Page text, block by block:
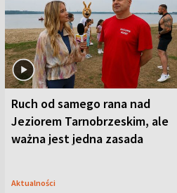
Ruch od samego rana nad
Jeziorem Tarnobrzeskim, ale
ważna jest jedna zasada
Aktualności